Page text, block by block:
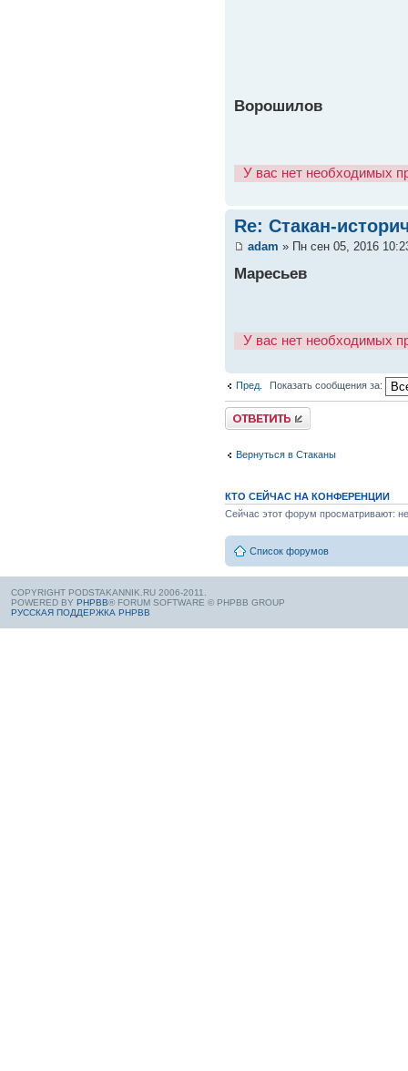
Ворошилов
У вас нет необходимых
Re: Стакан-
adam » Пн сен 05, 2016
Маресьев
У вас нет необходимых
Пред. Показать сообщения за:
Вернуться в Стаканы
КТО СЕЙЧАС НА КОНФЕРЕНЦИИ
Сейчас этот форум просматривают:
Список форумов
COPYRIGHT PODSTAKANNIK.RU 2006-2011.
POWERED BY PHPBB® FORUM SOFTWARE © PHPBB GROUP
РУССКАЯ ПОДДЕРЖКА PHPBB